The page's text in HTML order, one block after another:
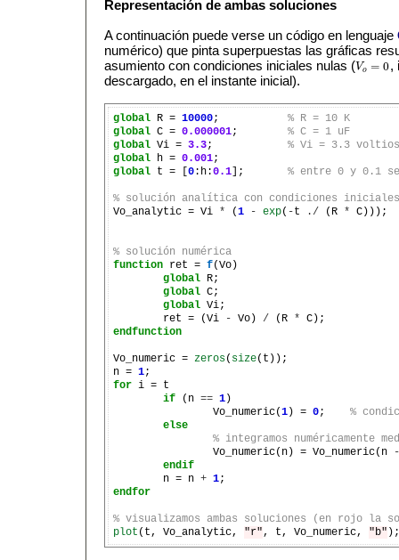
Representación de ambas soluciones
A continuación puede verse un código en lenguaje
numérico) que pinta superpuestas las gráficas
asumiento con condiciones iniciales nulas (Vo = 0
Vo= 0
,
descargado, en el instante inicial).
global R = 10000; % R = 10 K
global C = 0.000001; % C = 1 uF
global Vi = 3.3; % Vi = 3.3 voltios
global h = 0.001
global t = [0:h:0.1]; % entre 0 y 0.1
% solución analítica con condiciones
Vo_analytic = Vi * (1 - exp( -t ./ (R * C)));
% solución numérica
function
ret = f(Vo)
global R;
global C;
global Vi;
	ret = (Vi
- Vo) / (R *
endfunction
Vo_numeric = zeros( size(t));
n = 1
for i = t
if (n == 1)
		Vo_numeric(
1) = 0; %
else
% integramos numéricamente
		Vo_numeric(n) = Vo_numeric(n
-
endif
	n = n
+ 1
endfor
% visualizamos ambas soluciones (en rojo
plot (t, Vo_analytic, "r", t, Vo_numeric, "b"